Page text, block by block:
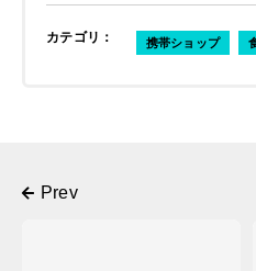
カテゴリ ： 携帯ショップ